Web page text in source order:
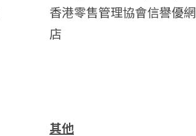
香港零售管理協會信譽優網
店
其他